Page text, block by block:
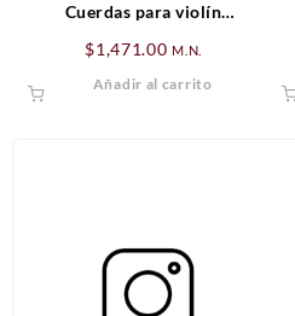
Cuerdas para violín
$1,471.00 M.N.
Añadir al carrito